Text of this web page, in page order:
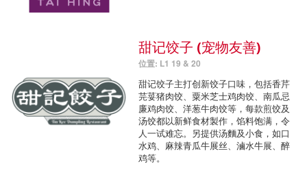
甜记饺子 (宠物友善)
位置: L1 19 & 20
甜记饺子主打创新饺子口味，包括香芹
芫荽猪肉饺、粟米芝士鸡肉饺、南瓜忌
廉鸡肉饺、洋葱牛肉饺等，每款煎饺及
汤饺都以新鲜食材製作，馅料饱满，令
人一试难忘。另提供汤麵及小食，如口
水鸡、麻辣青瓜牛展丝、滷水牛展、醉
鸡等。